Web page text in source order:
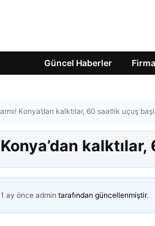
Güncel Haberler
Konya’dan kalktılar, 60 saatlik uçuş
1 ay önce admin tarafından güncellenmiştir.